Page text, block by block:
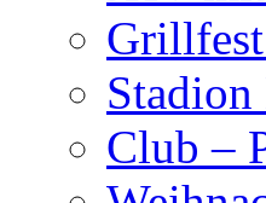
Club –